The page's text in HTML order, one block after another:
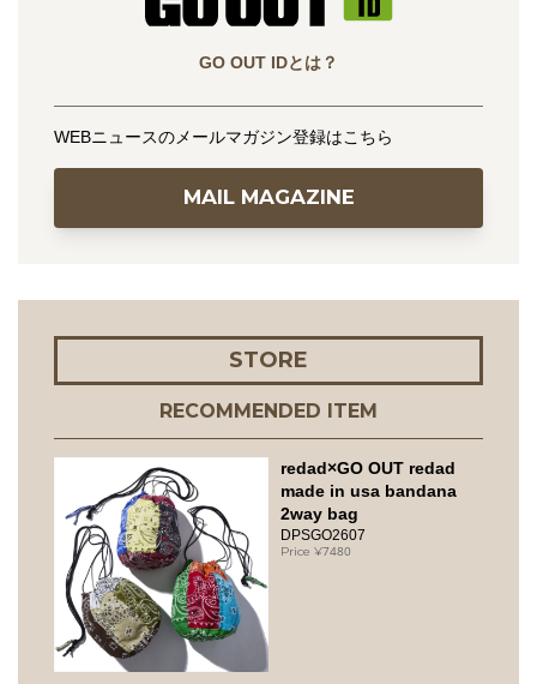
GO OUT IDとは？
WEBニュースのメールマガジン登録はこちら
MAIL MAGAZINE
STORE
RECOMMENDED ITEM
redad×GO OUT redad
made in usa bandana
2way bag
DPSGO2607
7480